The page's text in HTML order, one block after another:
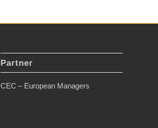
Partner
CEC – European Managers